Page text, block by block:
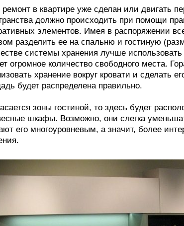
в квартире уже сделан или двигать
должно происходить при помощи
элементов. Имея в распоряжении
разделить ее на спальню и гостиную
системы хранения лучше
огромное количество свободного места.
хранение вокруг кровати и
будет распределена правильно.
зоны гостиной, то здесь будет
шкафы. Возможно, они слегка
его многоуровневым, а значит, более